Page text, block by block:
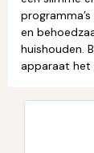
en
huishouden.
apparaat het